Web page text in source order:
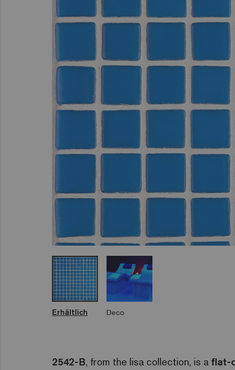
Erhältlich Deco
2542-B, from the lisa collection, is a flat-